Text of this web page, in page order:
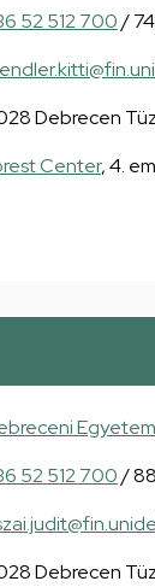
52 512 700/
Debrecen
Center, 4.
52 512 700/
Debrecen